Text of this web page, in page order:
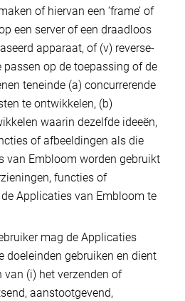
of hiervan een ‘frame’ of
een server of een draadloos
apparaat, of (v) reverse-
passen op de toepassing of de
teneinde (a) concurrerende
te ontwikkelen, (b)
waarin dezelfde ideeën,
of afbeeldingen als die
van Embloom worden gebruikt
functies of
Applicaties van Embloom te
mag de Applicaties
doeleinden gebruiken en dient
(i) het verzenden of
aanstootgevend,